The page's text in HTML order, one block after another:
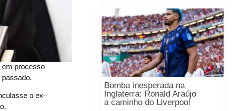
em processo
o ex-
Bomba inesperada na
Inglaterra: Ronald Araújo
a caminho do Liverpool